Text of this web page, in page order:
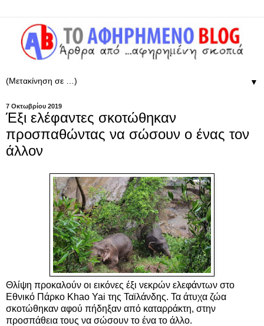
▼
7 Οκτωβρίου 2019
Έξι ελέφαντες σκοτώθηκαν
προσπαθώντας να σώσουν ο ένας τον
άλλον
Θλίψη προκαλούν οι εικόνες έξι νεκρών ελεφάντων στο
Εθνικό Πάρκο Khao Yai της Ταϊλάνδης. Τα άτυχα ζώα
σκοτώθηκαν αφού πήδηξαν από καταρράκτη, στην
προσπάθεια τους να σώσουν το ένα το άλλο.